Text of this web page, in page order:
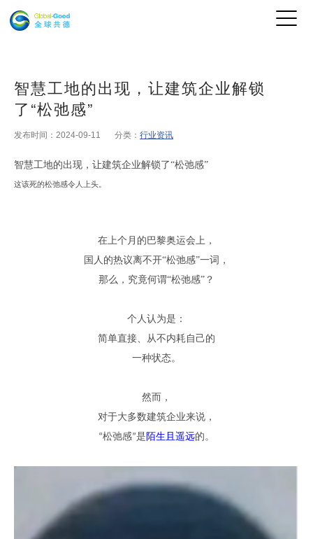
智慧工地的出现，让建筑企业解锁
了“松弛感”
发布时间：2024-09-11 分类： 行业资讯
智慧工地的出现，让建筑企业解锁了“松弛感”
这该死的松弛感令人上头
在上个月的巴黎奥运会上 ，
国人的热议离不开“松弛感”一词 ，
那么 ， 究竟何谓“松弛感” ？
个人认为是 ：
简单直接、 从不内耗自己的
一种状态。
然而 ，
对于大多数建筑企业来说，
“松弛感”是 陌生 且遥远的。